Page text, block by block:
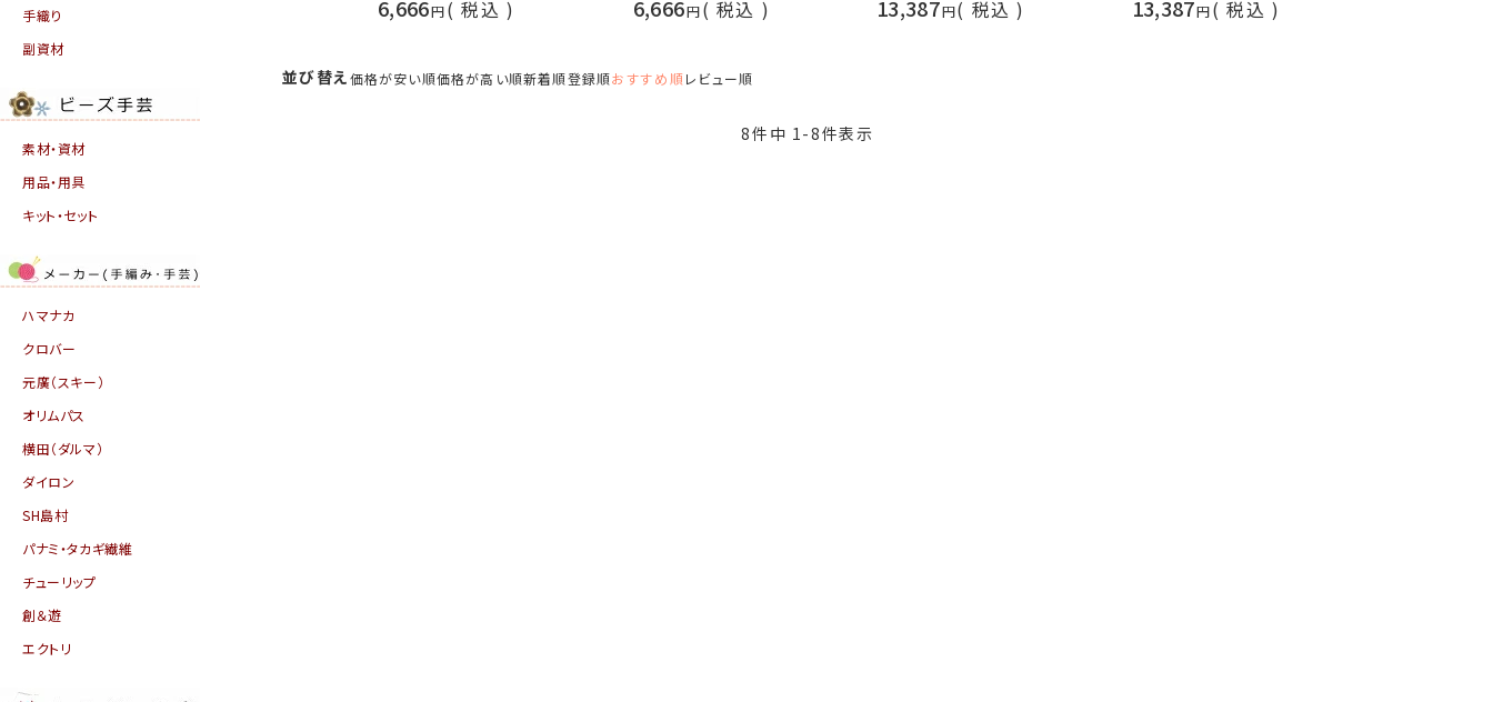
手織り
副資材
素材・資材
用品・用具
キット・セット
ハマナカ
クロバー
元廣（スキー）
オリムパス
横田（ダルマ）
ダイロン
SH島村
パナミ・タカギ繊維
チューリップ
創＆遊
エクトリ
6,666 税込 6,666 税込 13,387 税込 13,387 税込
並び替え価格が安い順価格が高い順新着順登録順おすすめ順レビュー順
8件中 1 -8件表示